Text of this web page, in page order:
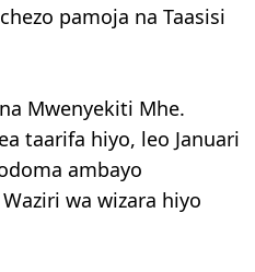
pamoja na Taasisi
Mwenyekiti Mhe.
taarifa hiyo, leo Januari
ambayo
wa wizara hiyo